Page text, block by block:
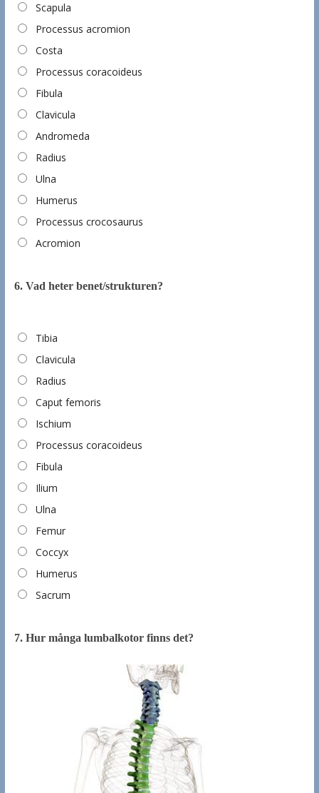
Scapula
Processus acromion
Costa
Processus coracoideus
Fibula
Clavicula
Andromeda
Radius
Ulna
Humerus
Processus crocosaurus
Acromion
6. Vad heter benet/strukturen?
Tibia
Clavicula
Radius
Caput femoris
Ischium
Processus coracoideus
Fibula
Ilium
Ulna
Femur
Coccyx
Humerus
Sacrum
7. Hur många lumbalkotor finns det?